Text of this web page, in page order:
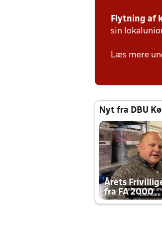
Flytning af
sin
Læs mere
Nyt fra DBU
Årets
fra FA 2000